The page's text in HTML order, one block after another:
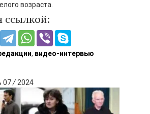
возраста.
ссылкой:
, видео-интервью
07/ 2024